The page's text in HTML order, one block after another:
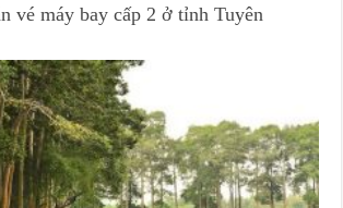
vé máy bay cấp 2 ở tỉnh Tuyên